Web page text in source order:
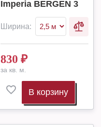
Imperia BERGEN 3
Ширина:
830 ₽
за кв. м.
В корзину